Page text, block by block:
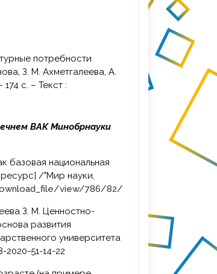
З. М. Ахметгалеева, А.
с. – Текст :
ВАК Минобрнауки
ресурс] /"Мир науки,
view/786/82/
развития
университета
2020-51-14-22